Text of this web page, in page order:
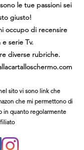
le tue passioni sei
giusto!
occupo di recensire
serie Tv.
diverse rubriche.
sito vi sono link che
che mi permettono di
in quanto regolarmente